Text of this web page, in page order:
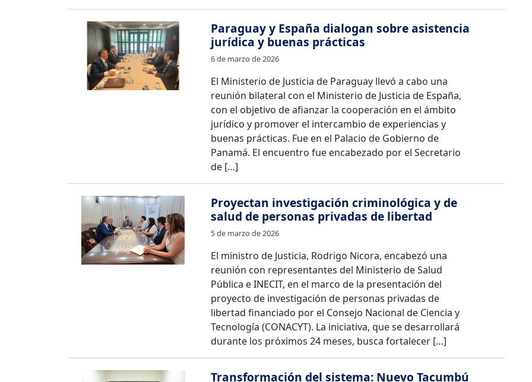
Paraguay y España dialogan sobre asistencia
jurídica y buenas prácticas
6 de marzo de 2026
El Ministerio de Justicia de Paraguay llevó a cabo una
reunión bilateral con el Ministerio de Justicia de España,
con el objetivo de afianzar la cooperación en el ámbito
jurídico y promover el intercambio de experiencias y
buenas prácticas. Fue en el Palacio de Gobierno de
Panamá. El encuentro fue encabezado por el Secretario
de […]
Proyectan investigación criminológica y de
salud de personas privadas de libertad
5 de marzo de 2026
El ministro de Justicia, Rodrigo Nicora, encabezó una
reunión con representantes del Ministerio de Salud
Pública e INECIT, en el marco de la presentación del
proyecto de investigación de personas privadas de
libertad financiado por el Consejo Nacional de Ciencia y
Tecnología (CONACYT). La iniciativa, que se desarrollará
durante los próximos 24 meses, busca fortalecer […]
Transformación del sistema: Nuevo Tacumbú